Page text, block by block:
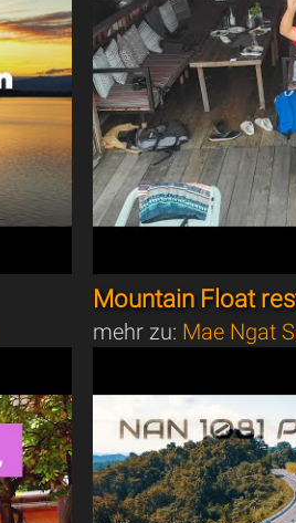
Mountain Float
mehr zu: Mae Ngat